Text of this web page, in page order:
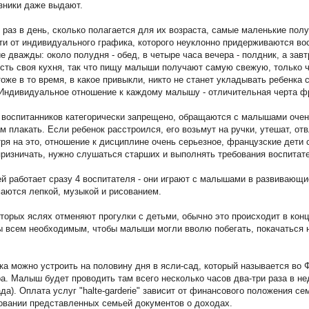
даже выдают.
в день, сколько полагается для их возраста, самые маленькие
от индивидуального графика, которого неуклонно придерживаются
дважды: около полудня - обед, в четыре часа вечера - полдник, а
своя кухня, так что пищу малыши получают самую свежую, только
в то время, в какое привыкли, никто не станет укладывать ребенка
отношение к каждому малышу - отличительная черта
категорически запрещено, обращаются с малышами
Если ребенок расстроился, его возьмут на ручки, утешат,
на это, отношение к дисциплине очень серьезное, французские дети
нужно слушаться старших и выполнять требования
работает сразу 4 воспитателя - они играют с малышами в
лепкой, музыкой и рисованием.
яслях отменяют прогулки с детьми, обычно это происходит в
всем необходимым, чтобы малыши могли вволю побегать, покачаться
можно устроить на половину дня в ясли-сад, который называется во
Малыш будет проводить там всего несколько часов два-три раза в
Оплата услуг "halte-garderie" зависит от финансового положения
представленных семьей документов о доходах.